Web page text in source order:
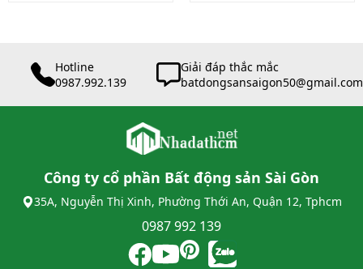
Hotline
0987.992.139
Giải đáp thắc mắc
batdongsansaigon50@gmail.com
Công ty cổ phần Bất động sản Sài Gòn
35A, Nguyễn Thị Xinh, Phường Thới An, Quận 12, Tphcm
0987 992 139